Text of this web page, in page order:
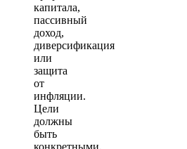
капитала,
пассивный
доход,
диверсификация
или
защита
от
инфляции.
Цели
должны
быть
конкретными,